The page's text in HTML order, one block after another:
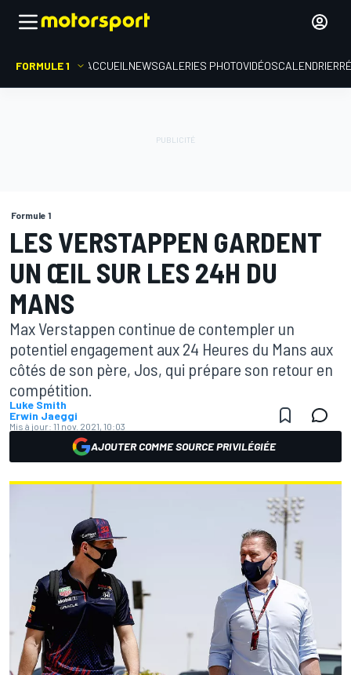
FORMULE 1 ACCUEIL NEWSGALERIES PHOTOVIDÉOSCALENDRIER
Formule 1
LES VERSTAPPEN GARDENT
UN ŒIL SUR LES 24H DU
MANS
Max Verstappen continue de contempler un
potentiel engagement aux 24 Heures du Mans aux
côtés de son père, Jos, qui prépare son retour en
compétition.
Luke Smith
Erwin Jaeggi
Mis à jour: 11 nov. 2021, 10:03
AJOUTER COMME SOURCE PRIVILÉGIÉE